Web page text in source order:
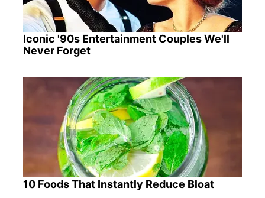
Iconic '90s Entertainment Couples We'll
Never Forget
10 Foods That Instantly Reduce Bloat